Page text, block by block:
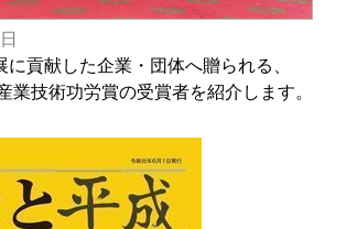
貢献した企業・団体へ贈られる、
業技術功労賞の受賞者を紹介します。